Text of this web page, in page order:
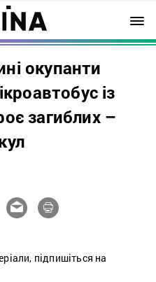
окупанти
із
загиблих –
підпишіться на